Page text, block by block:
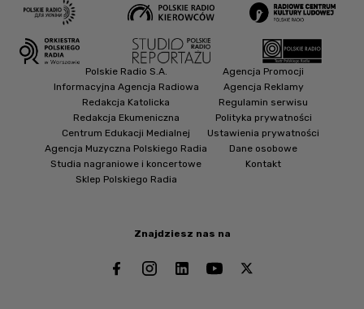
Znajdziesz nas na
Polskie Radio S.A.
Informacyjna Agencja Radiowa
Redakcja Katolicka
Redakcja Ekumeniczna
Centrum Edukacji Medialnej
Agencja Muzyczna Polskiego Radia
Studia nagraniowe i koncertowe
Sklep Polskiego Radia
Agencja Promocji
Agencja Reklamy
Regulamin serwisu
Polityka prywatności
Ustawienia prywatności
Dane osobowe
Kontakt